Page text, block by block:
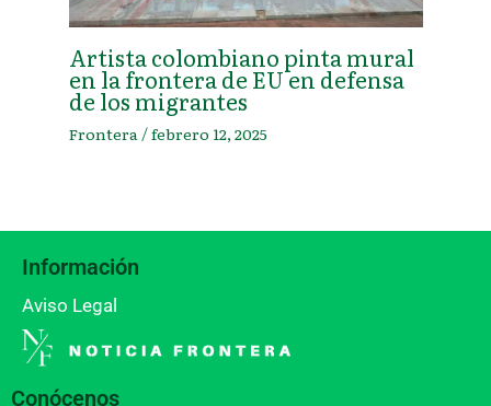
Artista colombiano pinta mural
en la frontera de EU en defensa
de los migrantes
Frontera /febrero 12, 2025
Información
Aviso Legal
Conócenos